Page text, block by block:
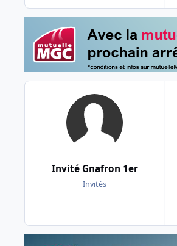
Invité Gnafron 1er
Invités